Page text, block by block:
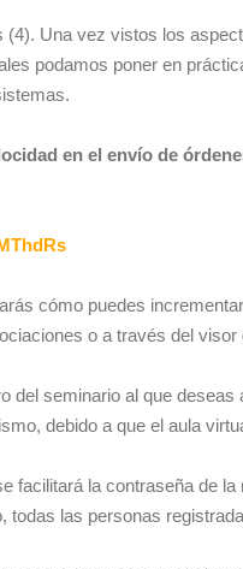
(4). Una vez vistos los
podamos poner en
en el envío de
cómo puedes
o a través del
del seminario al que
debido a que el aula
facilitará la contraseña de
todas las personas